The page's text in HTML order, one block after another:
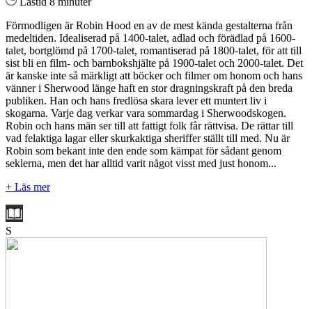
Förmodligen är Robin Hood en av de mest kända gestalterna från
medeltiden. Idealiserad på 1400-talet, adlad och förädlad på 1600-
talet, bortglömd på 1700-talet, romantiserad på 1800-talet, för att till
sist bli en film- och barnbokshjälte på 1900-talet och 2000-talet. Det
är kanske inte så märkligt att böcker och filmer om honom och hans
vänner i Sherwood länge haft en stor dragningskraft på den breda
publiken. Han och hans fredlösa skara lever ett muntert liv i
skogarna. Varje dag verkar vara sommardag i Sherwoodskogen.
Robin och hans män ser till att fattigt folk får rättvisa. De rättar till
vad felaktiga lagar eller skurkaktiga sheriffer ställt till med. Nu är
Robin som bekant inte den ende som kämpat för sådant genom
seklerna, men det har alltid varit något visst med just honom...
+ Läs mer
S